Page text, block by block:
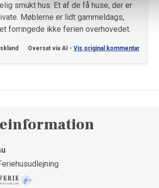
smukt hus. Et af de få huse, der er
Møblerne er lidt gammeldags,
forringede ikke ferien overhovedet.
Oversat via AI - Vis original kommentar